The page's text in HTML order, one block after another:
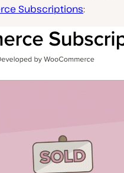
Subscriptions: